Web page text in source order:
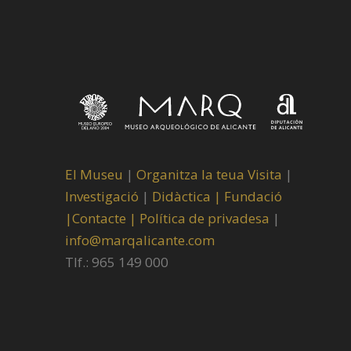
El Museu | Organitza la teua Visita |
Investigació | Didàctica | Fundació
|Contacte | Política de privadesa |
info@marqalicante.com
Tlf.: 965 149 000